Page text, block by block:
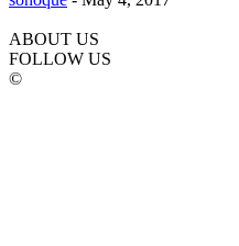
ABOUT US
FOLLOW US
©